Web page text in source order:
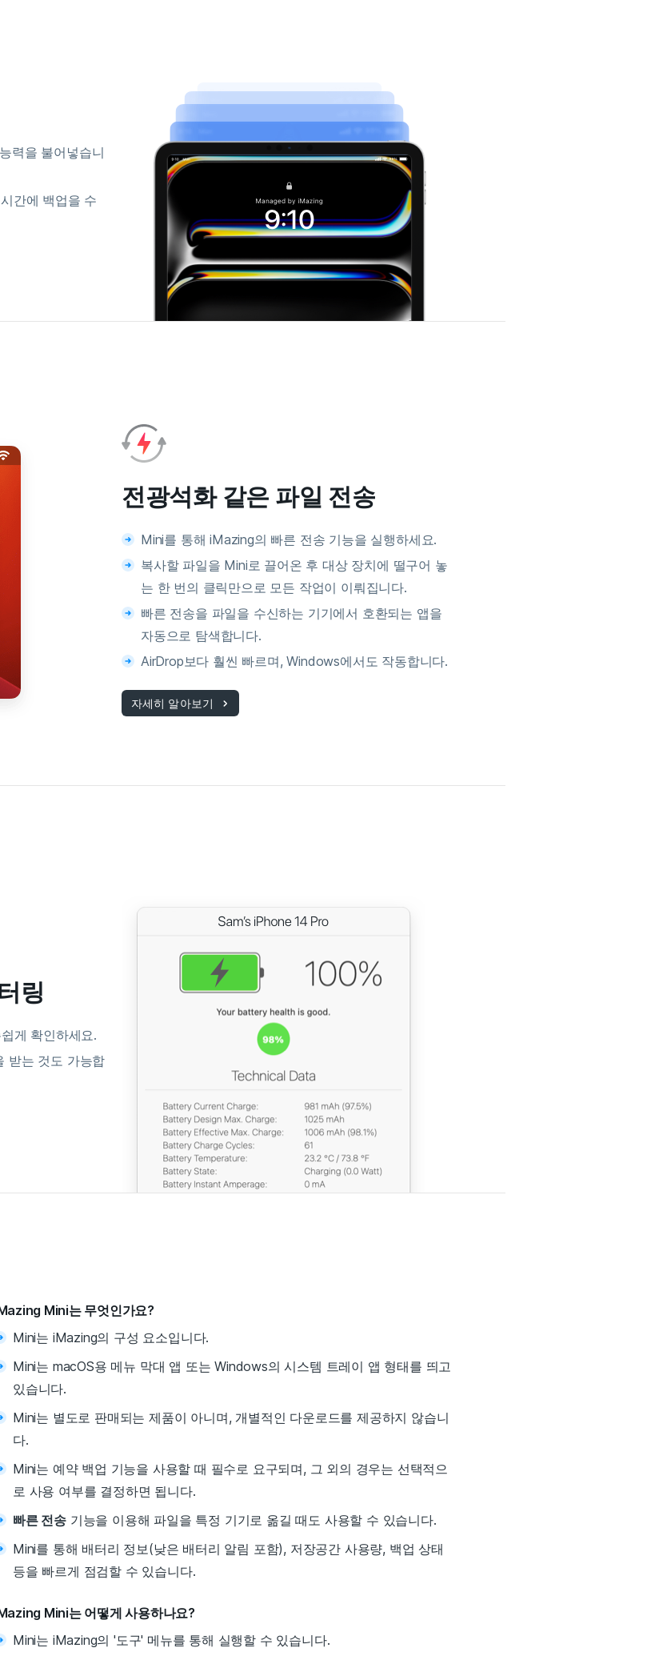
력을 불어넣습니
간에 백업을 수
전광석화 같은 파일 전송
Mini를 통해 iMazing의 빠른 전송 기능을 실행하세요.
복사할 파일을 Mini로 끌어온 후 대상 장치에 떨구어 놓
는 한 번의 클릭만으로 모든 작업이 이뤄집니다.
빠른 전송을 파일을 수신하는 기기에서 호환되는 앱을
자동으로 탐색합니다.
AirDrop보다 훨씬 빠르며, Windows에서도 작동합니다.
자세히 알아보기
링
게 확인하세요.
받는 것도 가능합
Mini는 무엇인가요?
Mini는 iMazing의 구성 요소입니다.
Mini는 macOS용 메뉴 막대 앱 또는 Windows의 시스템 트레이 앱 형태를 띄고
있습니다.
Mini는 별도로 판매되는 제품이 아니며, 개별적인 다운로드를 제공하지 않습니
다.
Mini는 예약 백업 기능을 사용할 때 필수로 요구되며, 그 외의 경우는 선택적으
로 사용 여부를 결정하면 됩니다.
빠른 전송 기능을 이용해 파일을 특정 기기로 옮길 때도 사용할 수 있습니다.
Mini를 통해 배터리 정보(낮은 배터리 알림 포함), 저장공간 사용량, 백업 상태
등을 빠르게 점검할 수 있습니다.
Mini는 어떻게 사용하나요?
Mini는 iMazing의 '도구' 메뉴를 통해 실행할 수 있습니다.